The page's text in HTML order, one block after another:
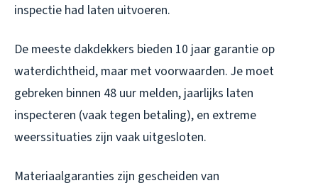
inspectie had laten uitvoeren.
De meeste dakdekkers bieden 10 jaar garantie op
waterdichtheid, maar met voorwaarden. Je moet
gebreken binnen 48 uur melden, jaarlijks laten
inspecteren (vaak tegen betaling), en extreme
weerssituaties zijn vaak uitgesloten.
Materiaalgaranties zijn gescheiden van